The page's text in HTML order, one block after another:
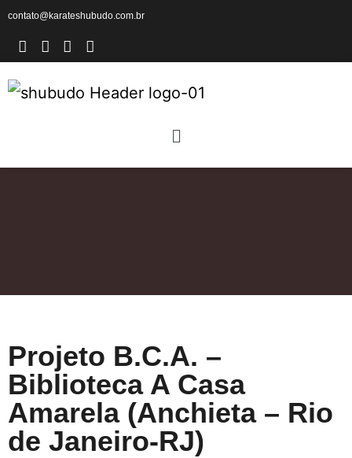
contato@karateshubudo.com.br
Projeto B.C.A. –
Biblioteca A Casa
Amarela (Anchieta – Rio
de Janeiro-RJ)